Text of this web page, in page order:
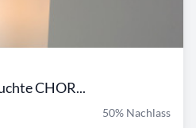
CHOR...
50% Nachlass